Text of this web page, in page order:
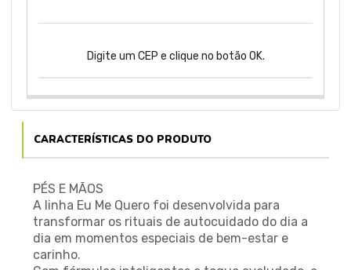
Digite um CEP e clique no botão OK.
CARACTERÍSTICAS DO PRODUTO
PÉS E MÃOS
A linha Eu Me Quero foi desenvolvida para
transformar os rituais de autocuidado do dia a
dia em momentos especiais de bem-estar e
carinho.